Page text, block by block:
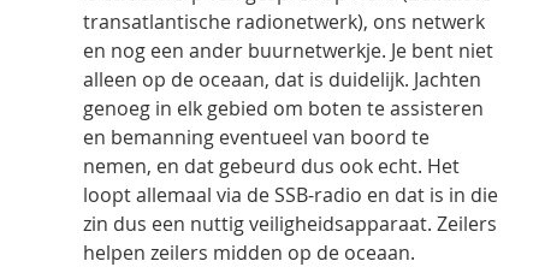
transatlantische radionetwerk), ons netwerk
en nog een ander buurnetwerkje. Je bent niet
alleen op de oceaan, dat is duidelijk. Jachten
genoeg in elk gebied om boten te assisteren
en bemanning eventueel van boord te
nemen, en dat gebeurd dus ook echt. Het
loopt allemaal via de SSB-radio en dat is in die
zin dus een nuttig veiligheidsapparaat. Zeilers
helpen zeilers midden op de oceaan.